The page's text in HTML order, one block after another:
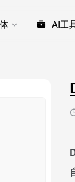
AI工